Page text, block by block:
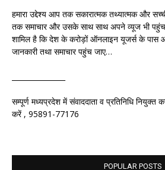
हमारा उद्देश्य आप तक सकारात्मक तथ्यात्मक और
तक समाचार और उसके साथ साथ अपने व्यूज भी
शामिल है कि देश के करोड़ों ऑनलाइन यूजर्स के पास
जानकारी तथा समाचार पहुंच जाए…
सम्पूर्ण मध्यप्रदेश में संवाददाता व प्रतिनिधि नियुक्त
करें , 95891-77176
POPULAR POSTS